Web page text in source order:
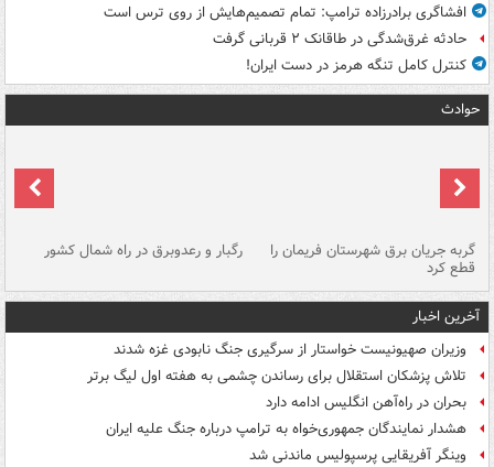
افشاگری برادرزاده ترامپ: تمام تصمیم‌هایش از روی ترس است
حادثه غرق‌شدگی در طاقانک ۲ قربانی گرفت
کنترل کامل تنگه هرمز در دست ایران!
حوادث
گربه جریان برق شهرستان فریمان را
قطع کرد
رگبار و رعدوبرق در راه شمال کشور
آخرین اخبار
وزیران صهیونیست خواستار از سرگیری جنگ نابودی غزه شدند
تلاش پزشکان استقلال برای رساندن چشمی به هفته اول لیگ برتر
بحران در راه‌آهن انگلیس ادامه دارد
هشدار نمایندگان جمهوری‌خواه به ترامپ درباره جنگ علیه ایران
وینگر آفریقایی پرسپولیس ماندنی شد